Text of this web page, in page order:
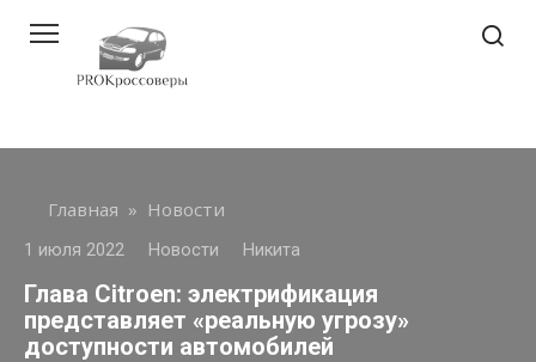
контенту
Главная » Новости
1 июля 2022 Новости Никита
Глава Citroen: электрификация
представляет «реальную угрозу»
доступности автомобилей